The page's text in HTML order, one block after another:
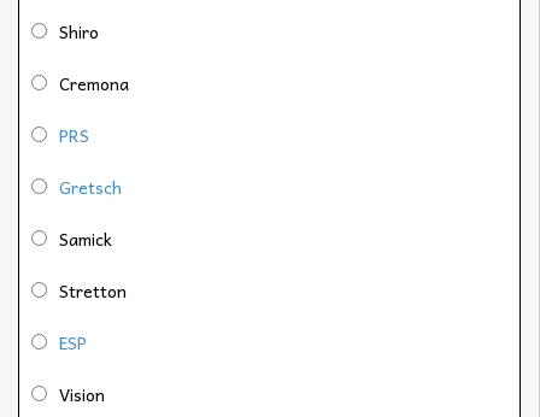
Shiro
Cremona
PRS
Gretsch
Samick
Stretton
ESP
Vision